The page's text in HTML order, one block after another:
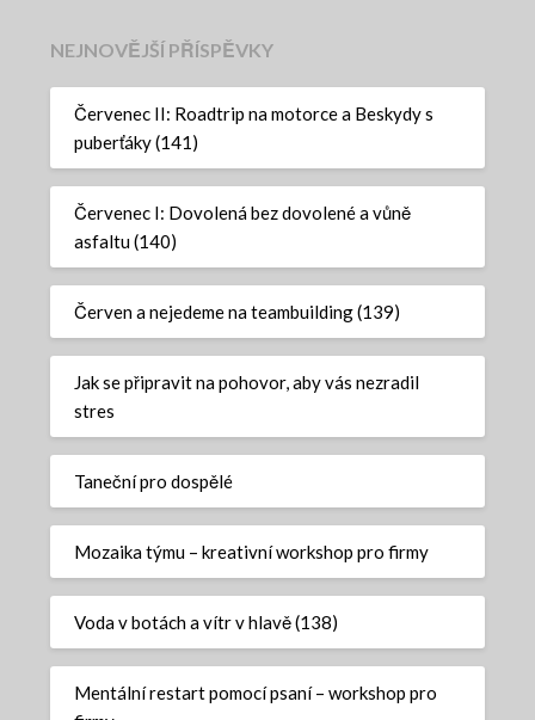
NEJNOVĚJŠÍ PŘÍSPĚVKY
Červenec II: Roadtrip na motorce a Beskydy s
puberťáky (141)
Červenec I: Dovolená bez dovolené a vůně
asfaltu (140)
Červen a nejedeme na teambuilding (139)
Jak se připravit na pohovor, aby vás nezradil
stres
Taneční pro dospělé
Mozaika týmu – kreativní workshop pro firmy
Voda v botách a vítr v hlavě (138)
Mentální restart pomocí psaní – workshop pro